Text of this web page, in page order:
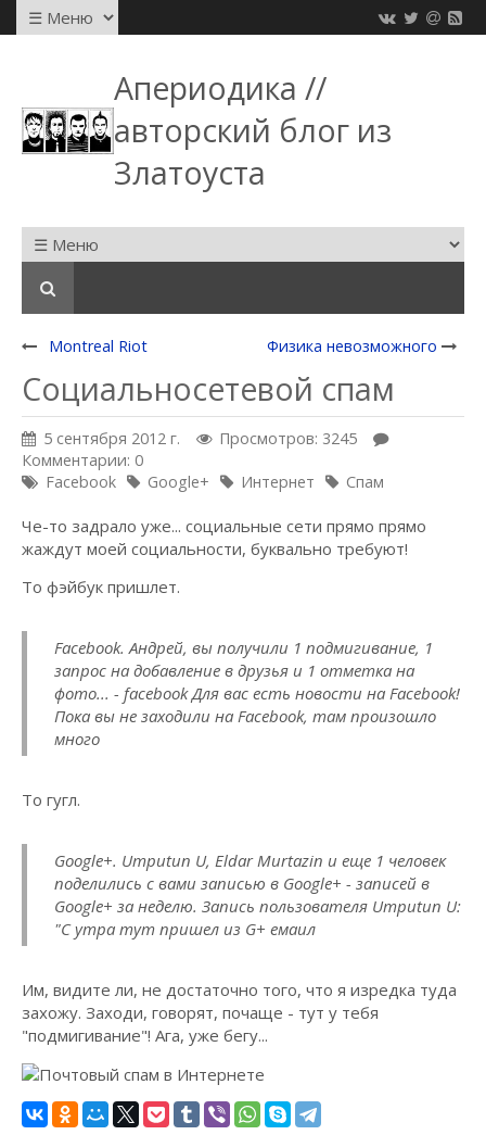
Апериодика //
авторский блог из
Златоуста
Montreal Riot Физика невозможного
Социальносетевой спам
5 сентября 2012 г.
Просмотров: 3245
Комментарии: 0
Facebook
Google+ Интернет Спам
Че-то задрало уже... социальные сети прямо прямо
жаждут моей социальности, буквально требуют!
То фэйбук пришлет.
Facebook. Андрей, вы получили 1 подмигивание, 1
запрос на добавление в друзья и 1 отметка на
фото... - facebook Для вас есть новости на Facebook!
Пока вы не заходили на Facebook, там произошло
много
То гугл.
Google+. Umputun U, Eldar Murtazin и еще 1 человек
поделились с вами записью в Google+ - записей в
Google+ за неделю. Запись пользователя Umputun U:
"С утра тут пришел из G+ емаил
Им, видите ли, не достаточно того, что я изредка туда
захожу. Заходи, говорят, почаще - тут у тебя
"подмигивание"! Ага, уже бегу...